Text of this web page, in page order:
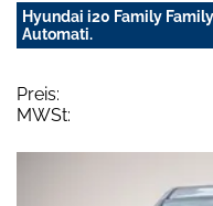
Hyundai i20 Family
Automati.
Preis:
MWSt: